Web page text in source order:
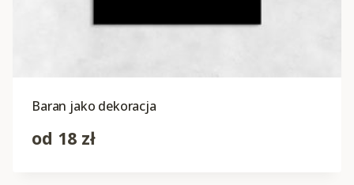
Baran jako dekoracja
od 18 zł